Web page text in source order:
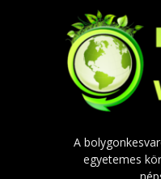
A
egyetemes